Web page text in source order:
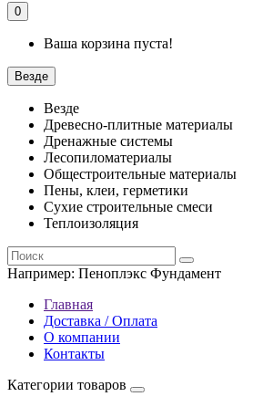
0
Ваша корзина пуста!
Везде
Везде
Древесно-плитные материалы
Дренажные системы
Лесопиломатериалы
Общестроительные материалы
Пены, клеи, герметики
Сухие строительные смеси
Теплоизоляция
Например: Пеноплэкс Фундамент
Главная
Доставка / Оплата
О компании
Контакты
Категории товаров